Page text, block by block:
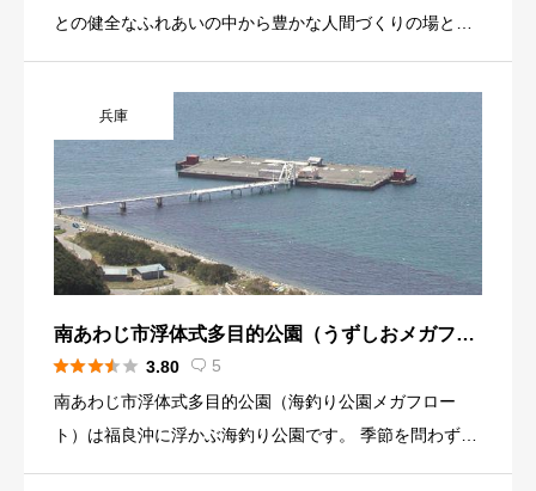
との健全なふれあいの中から豊かな人間づくりの場とし
園」が完成しました。 釣りファンの方はもちろんのこ
と、ひろくファミリーにも手軽に楽しんでいただくよう
設備を整えて、皆さんのご来園をお待ちしております。
兵庫
南あわじ市浮体式多目的公園（うずしおメガフロ
ート海づり公園）
 3.80  5
南あわじ市浮体式多目的公園（海釣り公園メガフロー
ト）は福良沖に浮かぶ海釣り公園です。 季節を問わず